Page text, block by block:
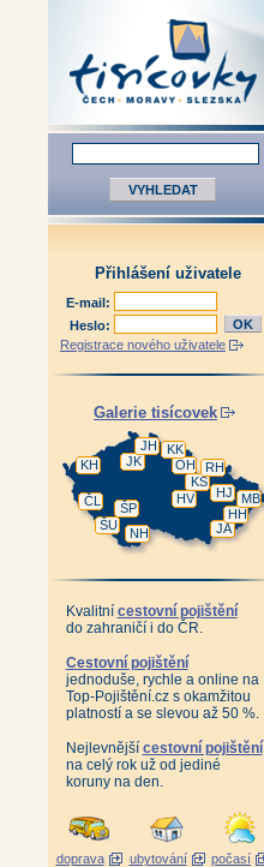
Přihlášení uživatele
E-mail:
Heslo:
Registrace nového uživatele
Galerie tisícovek
JA
HH
MB
HJ
HV
NH
KS
RH
ŠP
ŠU
OH
JK
KK
ČL
JH
KH
Kvalitní cestovní pojištění
do zahraničí i do ČR.
Cestovní pojištění
jednoduše, rychle a online na
Top-Pojištění.cz s okamžitou
platností a se slevou až 50 %.
Nejlevnější cestovní pojištění
na celý rok už od jediné
koruny na den.
doprava ubytování počasí